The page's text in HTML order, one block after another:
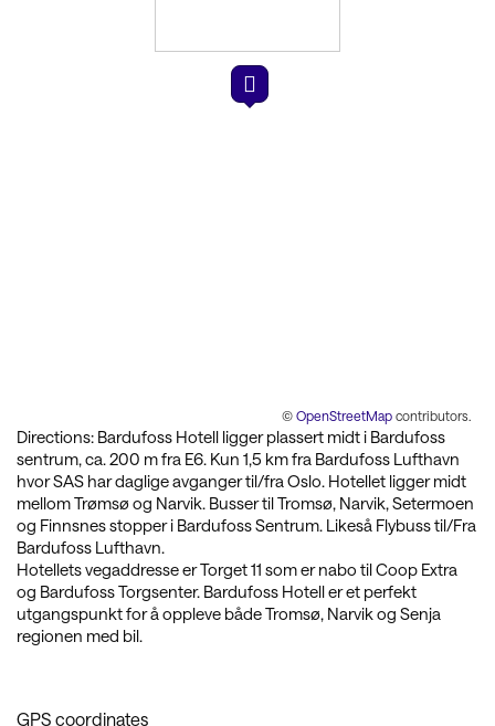
© OpenStreetMap contributors.
Directions: Bardufoss Hotell ligger plassert midt i Bardufoss
sentrum, ca. 200 m fra E6. Kun 1,5 km fra Bardufoss Lufthavn
hvor SAS har daglige avganger til/fra Oslo. Hotellet ligger midt
mellom Trømsø og Narvik. Busser til Tromsø, Narvik, Setermoen
og Finnsnes stopper i Bardufoss Sentrum. Likeså Flybuss til/Fra
Bardufoss Lufthavn.
Hotellets vegaddresse er Torget 11 som er nabo til Coop Extra
og Bardufoss Torgsenter. Bardufoss Hotell er et perfekt
utgangspunkt for å oppleve både Tromsø, Narvik og Senja
regionen med bil.
GPS coordinates